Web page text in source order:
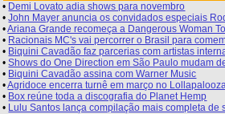
• Demi Lovato adia shows para novembro
•John Mayer anuncia os convidados especiais
•Ariana Grande recomeça a Dangerous Woman
• Racionais MC's vai percorrer o Brasil para
• Biquini Cavadão faz parcerias com artistas
•Shows do One Direction em São Paulo mudam
• Biquini Cavadão assina com Warner Music
•Agridoce encerra turnê em março no
• Box reúne toda a discografia do Planet Hemp
• Lulu Santos lança compilação mais completa de